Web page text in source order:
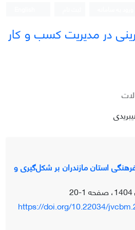
در مدیریت کسب و کار
استان مازندران بر شکل‌گیری و
1-20
https://doi.org/10.22034/